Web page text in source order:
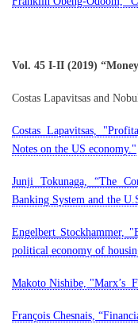
Vol. 45 I-II (2019)
Costas Lapavitsas and
Costas Lapavitsas,
Notes on the US economy."
Junji Tokunaga, “The
Banking System and the
Engelbert Stockhammer,
political economy of
Makoto Nishibe, "Marx’s
François Chesnais,